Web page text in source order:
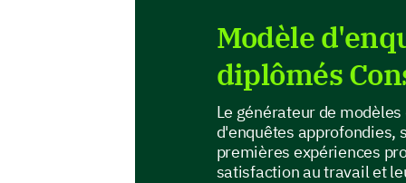
Modèle
diplômés
Le générateur de
d'enquêtes approfondies,
premières expériences
satisfaction au travail et